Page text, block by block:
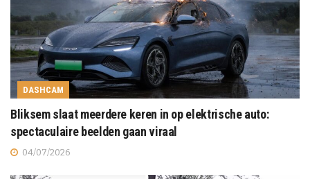
DASHCAM
Bliksem slaat meerdere keren in op elektrische auto:
spectaculaire beelden gaan viraal
04/07/2026